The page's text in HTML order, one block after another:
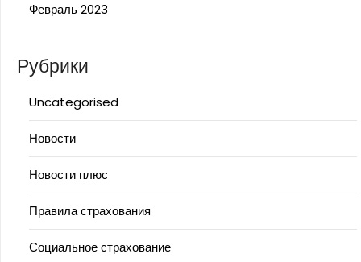
Февраль 2023
Рубрики
Uncategorised
Новости
Новости плюс
Правила страхования
Социальное страхование